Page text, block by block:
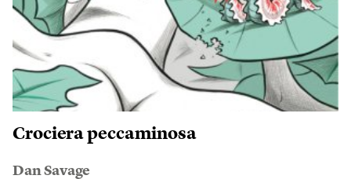
Crociera peccaminosa
Dan Savage